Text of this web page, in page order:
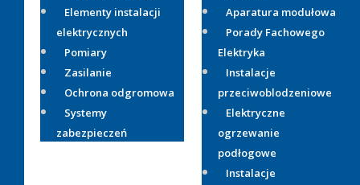
Elementy instalacji
elektrycznych
Pomiary
Zasilanie
Ochrona odgromowa
Systemy
zabezpieczeń
Aparatura modułowa
Porady Fachowego
Elektryka
Instalacje
przeciwoblodzeniowe
Elektryczne
ogrzewanie
podłogowe
Instalacje